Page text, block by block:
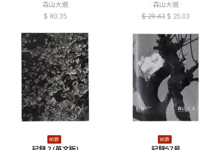
森山大道
$ 80.35
森山大道
$ 29.43 $ 25.03
85折 85折